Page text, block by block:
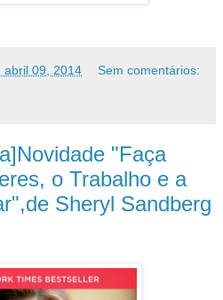
abril 09, 2014 Sem comentários:
"Faça
o Trabalho e a
Sheryl Sandberg